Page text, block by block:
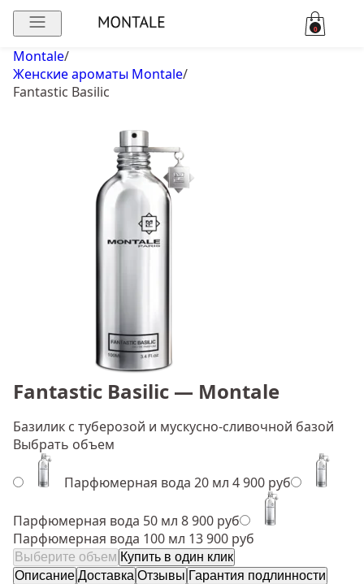
0
Montale/
Женские ароматы Montale/
Fantastic Basilic
Fantastic Basilic — Montale
Базилик с туберозой и мускусно-сливочной базой
Выбрать объем
Парфюмерная вода 20 мл 4 900 руб
Парфюмерная вода 50 мл 8 900 руб
Парфюмерная вода 100 мл 13 900 руб
Выберите объем Купить в один клик
Описание Доставка Отзывы Гарантия подлинности